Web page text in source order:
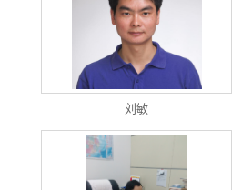
刘敏